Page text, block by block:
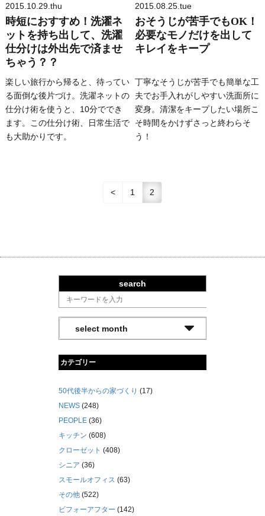
2015.10.29.thu
時短におすすめ！洗濯ネ
ットを持ち出して、洗濯
仕分けは外出先で済ませ
ちゃう？？
楽しい旅行から帰ると、待ってい
る面倒な後片づけ。洗濯ネットの
仕分け術を使うと、10分ででき
ます。この仕分け術、日常生活で
も大助かりです。
2015.08.25.tue
おそうじが苦手でもOK！
必要なモノだけを出して
キレイをキープ
丁寧なそうじが苦手でも簡単な工
夫でお手入れがしやすい洗面所に
変身。清潔をキープしたい場所こ
そ時間をかけずさっと終わらそ
う！
< 1 2
search
カテゴリー
50代後半からの家づくり (17)
NEWS (248)
PEOPLE (36)
キッチン (608)
クローゼット (408)
シニア (36)
スモールオフィス (63)
その他 (522)
ビフォーアフター (142)